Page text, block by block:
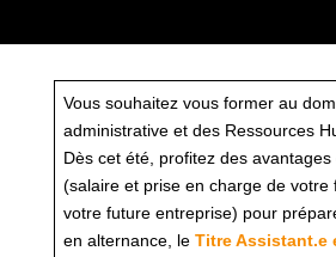
Vous souhaitez vous former au
administrative et des Ressources
Dès cet été, profitez des avantages
(salaire et prise en charge de votre
votre future entreprise) pour
en alternance, le Titre Assistant.e